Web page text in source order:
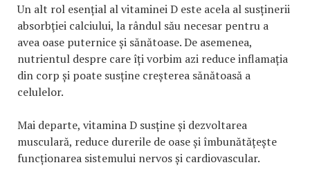
Un alt rol esențial al vitaminei D este acela al susținerii
absorbţiei calciului, la rândul său necesar pentru a
avea oase puternice și sănătoase. De asemenea,
nutrientul despre care îți vorbim azi reduce inflamația
din corp și poate susține creșterea sănătoasă a
celulelor.
Mai departe, vitamina D susține și dezvoltarea
musculară, reduce durerile de oase și îmbunătățește
funcționarea sistemului nervos și cardiovascular.